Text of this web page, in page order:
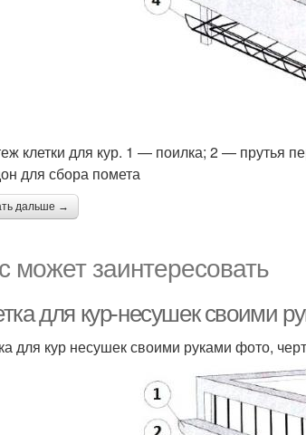
клетки для кур. 1 — поилка; 2 — прутья
для сбора помета
дальше →
может заинтересовать
для кур-несушек своими
для кур несушек своими руками фото,